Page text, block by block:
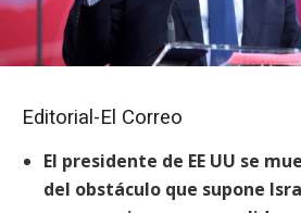
Editorial-El Correo
El presidente de EE UU se
del obstáculo que supone